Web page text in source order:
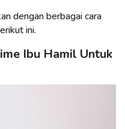
dengan berbagai cara
ini.
Ibu Hamil Untuk